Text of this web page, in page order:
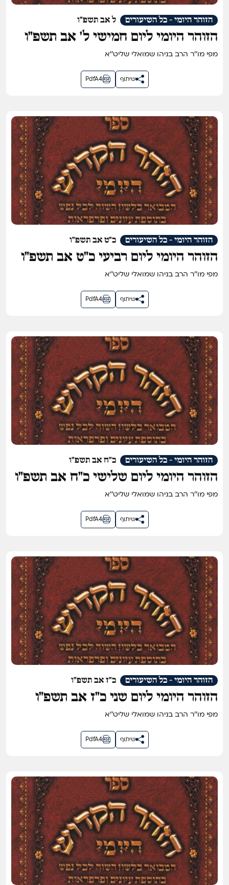
ל אב תשפ"ו הזוהר היומי - כל השיעורים
הזוהר היומי ליום חמישי ל׳ אב תשפ״ו
מפי מו''ר הרב בניהו שמואלי שליט''א
PdfA4 שיתוף
כ"ט אב תשפ"ו הזוהר היומי - כל השיעורים
הזוהר היומי ליום רביעי כ״ט אב תשפ״ו
מפי מו''ר הרב בניהו שמואלי שליט''א
PdfA4 שיתוף
כ"ח אב תשפ"ו הזוהר היומי - כל השיעורים
הזוהר היומי ליום שלישי כ״ח אב תשפ״ו
מפי מו''ר הרב בניהו שמואלי שליט''א
PdfA4 שיתוף
כ"ז אב תשפ"ו הזוהר היומי - כל השיעורים
הזוהר היומי ליום שני כ״ז אב תשפ״ו
מפי מו''ר הרב בניהו שמואלי שליט''א
PdfA4 שיתוף